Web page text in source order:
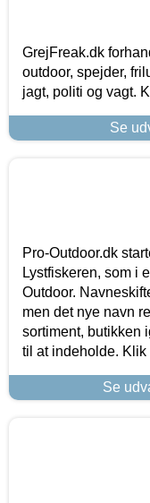
GrejFreak.dk
outdoor, spejder,
jagt, politi og vagt.
Se
Pro-Outdoor.dk
Lystfiskeren, som i
Outdoor.
men det nye navn
sortiment, butikken
til at indeholde. Klik
Se